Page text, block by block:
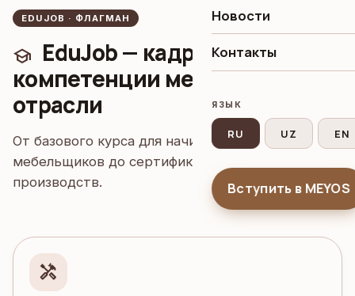
Новости
Контакты
ЯЗЫК
RU UZ EN
Вступить в MEYOS
EDUJOB · ФЛАГМАН
school EduJob — кадры и
компетенции мебельной
отрасли
От базового курса для начинающих
мебельщиков до сертификации руководителей
производств.
handyman